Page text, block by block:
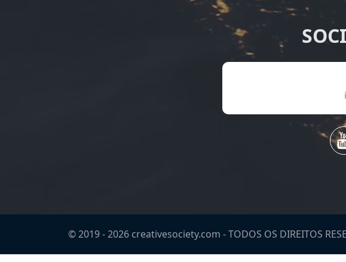
© 2019 -2026 creativesociety.com -TODOS OS DIREITOS